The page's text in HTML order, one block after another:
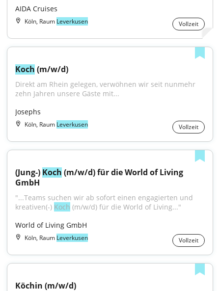
AIDA Cruises
Köln, Raum Leverkusen Vollzeit
Koch (m/w/d)
Direkt am Rhein gelegen, verwöhnen wir seit nunmehr
zehn Jahren unsere Gäste mit...
Josephs
Köln, Raum Leverkusen Vollzeit
(Jung-) Koch (m/w/d) für die World of Living
GmbH
"...Teams suchen wir ab sofort einen engagierten und
kreativen(-) Koch (m/w/d) für die World of Living..."
World of Living GmbH
Köln, Raum Leverkusen Vollzeit
Köchin (m/w/d)